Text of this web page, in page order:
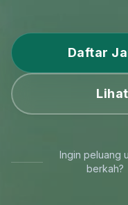
Daftar
Ingin peluang
berkah?